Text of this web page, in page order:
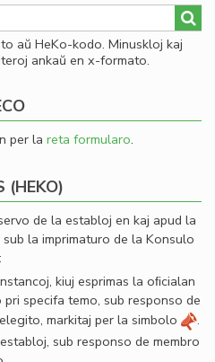
aŭ HeKo-kodo. Minuskloj kaj
ankaŭ en x-formato.
per la reta formularo.
(HEKO)
de la establoj en kaj apud la
la imprimaturo de la Konsulo
kiuj esprimas la oﬁcialan
specifa temo, sub responso de
markitaj per la simbolo
.
sub responso de membro